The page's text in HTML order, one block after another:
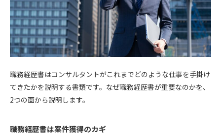
職務経歴書はコンサルタントがこれまでどのような仕事を手掛け
てきたかを説明する書類です。なぜ職務経歴書が重要なのかを、
2つの面から説明します。
職務経歴書は案件獲得のカギ